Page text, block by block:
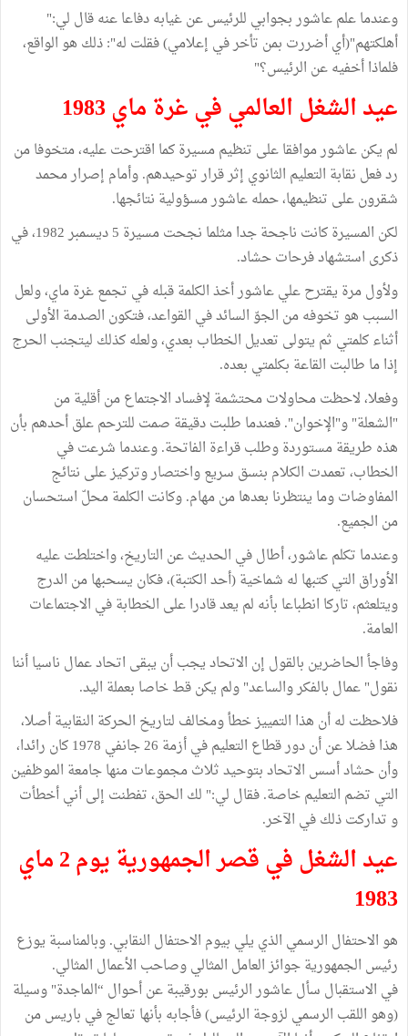
وعندما علم عاشور بجوابي للرئيس عن غيابه دفاعا عنه قال لي:"
أهلكتهم"(أي أضررت بمن تأخر في إعلامي) فقلت له": ذلك هو الواقع،
فلماذا أخفيه عن الرئيس؟"
عيد الشغل العالمي في غرة ماي 1983
لم يكن عاشور موافقا على تنظيم مسيرة كما اقترحت عليه، متخوفا من
رد فعل نقابة التعليم الثانوي إثر قرار توحيدهم. وأمام إصرار محمد
شقرون على تنظيمها، حمله عاشور مسؤولية نتائجها.
لكن المسيرة كانت ناجحة جدا مثلما نجحت مسيرة 5 ديسمبر 1982، في
ذكرى استشهاد فرحات حشاد.
ولأول مرة يقترح علي عاشور أخذ الكلمة قبله في تجمع غرة ماي، ولعل
السبب هو تخوفه من الجوّ السائد في القواعد، فتكون الصدمة الأولى
أثناء كلمتي ثم يتولى تعديل الخطاب بعدي، ولعله كذلك ليتجنب الحرج
إذا ما طالبت القاعة بكلمتي بعده.
وفعلا، لاحظت محاولات محتشمة لإفساد الاجتماع من أقلية من
"الشعلة" و"الإخوان". فعندما طلبت دقيقة صمت للترحم علق أحدهم بأن
هذه طريقة مستوردة وطلب قراءة الفاتحة. وعندما شرعت في
الخطاب، تعمدت الكلام بنسق سريع واختصار وتركيز على نتائج
المفاوضات وما ينتظرنا بعدها من مهام. وكانت الكلمة محلّ استحسان
من الجميع.
وعندما تكلم عاشور، أطال في الحديث عن التاريخ، واختلطت عليه
الأوراق التي كتبها له شماخية (أحد الكتبة)، فكان يسحبها من الدرج
ويتلعثم، تاركا انطباعا بأنه لم يعد قادرا على الخطابة في الاجتماعات
العامة.
وفاجأ الحاضرين بالقول إن الاتحاد يجب أن يبقى اتحاد عمال ناسيا أننا
نقول" عمال بالفكر والساعد" ولم يكن قط خاصا بعملة اليد.
فلاحظت له أن هذا التمييز خطأ ومخالف لتاريخ الحركة النقابية أصلا،
هذا فضلا عن أن دور قطاع التعليم في أزمة 26 جانفي 1978 كان رائدا،
وأن حشاد أسس الاتحاد بتوحيد ثلاث مجموعات منها جامعة الموظفين
التي تضم التعليم خاصة. فقال لي:" لك الحق، تفطنت إلى أني أخطأت
و تداركت ذلك في الآخر.
عيد الشغل في قصر الجمهورية يوم 2 ماي
1983
هو الاحتفال الرسمي الذي يلي بيوم الاحتفال النقابي. وبالمناسبة يوزع
رئيس الجمهورية جوائز العامل المثالي وصاحب الأعمال المثالي.
في الاستقبال سأل عاشور الرئيس بورقيبة عن أحوال “الماجدة" وسيلة
(وهو اللقب الرسمي لزوجة الرئيس) فأجابه بأنها تعالج في باريس من